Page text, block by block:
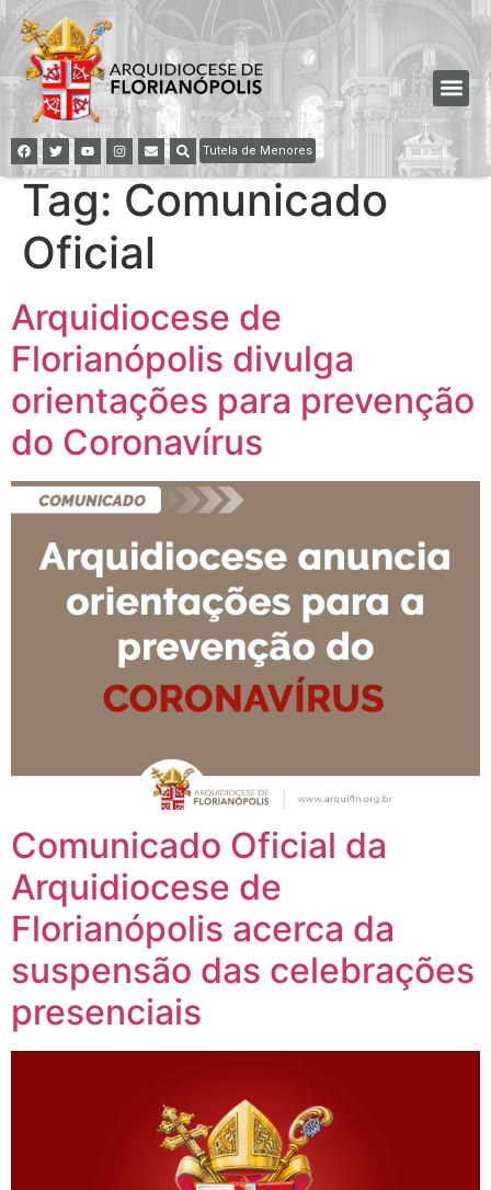
Tutela de Menores
Tag: Comunicado
Oficial
Arquidiocese de
Florianópolis divulga
orientações para prevenção
do Coronavírus
Comunicado Oficial da
Arquidiocese de
Florianópolis acerca da
suspensão das celebrações
presenciais